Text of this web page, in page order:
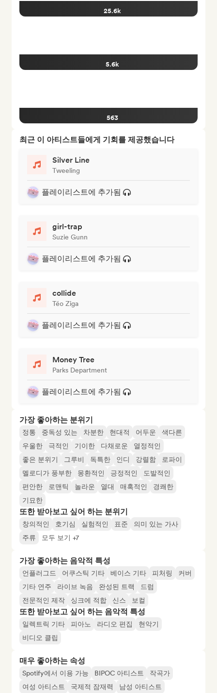
25.6k
5.6k
563
최근 이 아티스트들에게 기회를 제공했습니다
Silver Line
Tweeling
플레이리스트에 추가됨
girl-trap
Suzie Gunn
플레이리스트에 추가됨
collide
Téo Ziga
플레이리스트에 추가됨
Money Tree
Parks Department
플레이리스트에 추가됨
가장 좋아하는 분위기
정통 중독성 있는 차분한 현대적 어두운
색다른
우울한
극적인 기이한 다채로운
열정적인
좋은 분위기
그루비 독특한 인디 강렬함
로파이
멜로디가 풍부한
몽환적인 긍정적인
도발적인
편안한
로맨틱 놀라운 열대 매혹적인
경쾌한
기묘한
또한 받아보고 싶어 하는 분위기
창의적인 호기심 실험적인 표준
의미 있는 가사
주류
모두 보기 +7
가장 좋아하는 음악적 특성
언플러그드 어쿠스틱 기타 베이스 기타 피처링
커버
기타 연주
라이브 녹음 완성된 트랙
드럼
전문적인 제작
싱크에 적합 신스 보컬
또한 받아보고 싶어 하는 음악적 특성
일렉트릭 기타 피아노 라디오 편집
현악기
비디오 클립
매우 좋아하는 속성
Spotify에서 이용 가능 BIPOC 아티스트
작곡가
여성 아티스트
국제적 잠재력 남성 아티스트